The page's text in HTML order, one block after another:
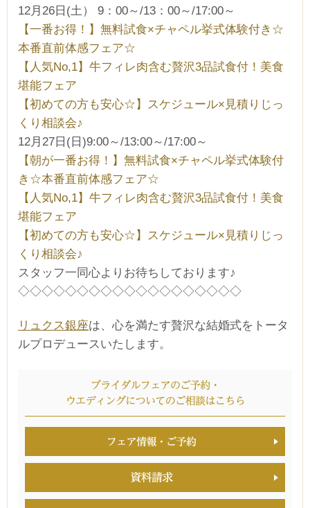
12月26日(土） 9：00～/13：00～/17:00～
【一番お得！】無料試食×チャペル挙式体験付き☆
本番直前体感フェア☆
【人気No,1】牛フィレ肉含む贅沢3品試食付！美食
堪能フェア
【初めての方も安心☆】スケジュール×見積りじっ
くり相談会♪
12月27日(日)9:00～/13:00～/17:00～
【朝が一番お得！】無料試食×チャペル挙式体験付
き☆本番直前体感フェア☆
【人気No,1】牛フィレ肉含む贅沢3品試食付！美食
堪能フェア
【初めての方も安心☆】スケジュール×見積りじっ
くり相談会♪
スタッフ一同心よりお待ちしております♪
◇◇◇◇◇◇◇◇◇◇◇◇◇◇◇◇◇◇◇
リュクス銀座は、心を満たす贅沢な結婚式をトータ
ルプロデュースいたします。